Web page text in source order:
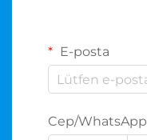
E-posta
Cep/WhatsApp